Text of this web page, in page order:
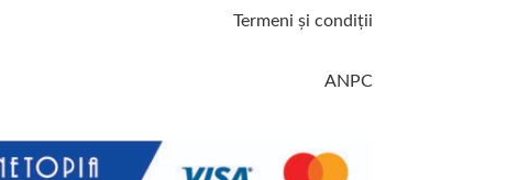
Termeni şi condiţii
ANPC